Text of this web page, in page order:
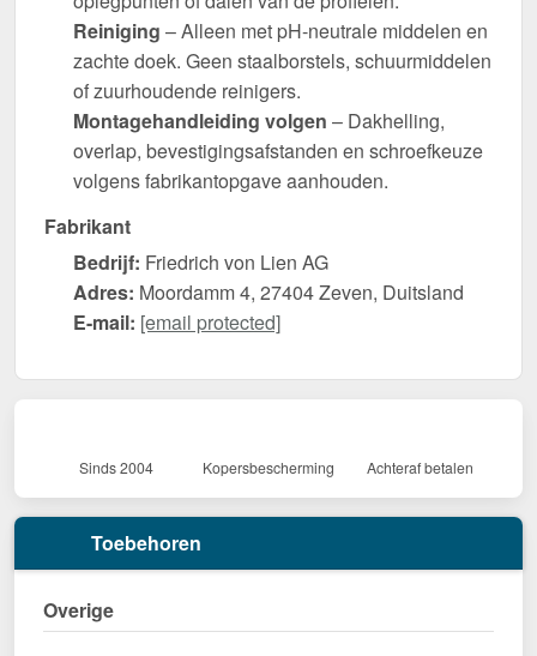
Reiniging – Alleen met pH-neutrale middelen en
zachte doek. Geen staalborstels, schuurmiddelen
of zuurhoudende reinigers.
Montagehandleiding volgen – Dakhelling,
overlap, bevestigingsafstanden en schroefkeuze
volgens fabrikantopgave aanhouden.
Fabrikant
Bedrijf: Friedrich von Lien AG
Adres: Moordamm 4, 27404 Zeven, Duitsland
E-mail: [email protected]
Sinds 2004 Kopersbescherming Achteraf betalen
Toebehoren
Overige